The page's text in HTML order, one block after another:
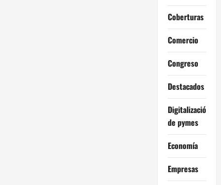
Coberturas
Comercio
Congreso
Destacados
Digitalización
de pymes
Economía
Empresas